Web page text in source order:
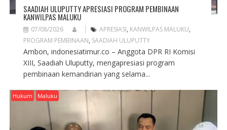
SAADIAH ULUPUTTY APRESIASI PROGRAM PEMBINAAN
KANWILPAS MALUKU
07/08/2026 APRESIASI, KANWILPAS MALUKU,
PROGRAM PEMBINAAN, SAADIAH ULUPUTTY
Ambon, indonesiatimur.co – Anggota DPR RI Komisi
XIII, Saadiah Uluputty, mengapresiasi program
pembinaan kemandirian yang selama...
Hukum Maluku